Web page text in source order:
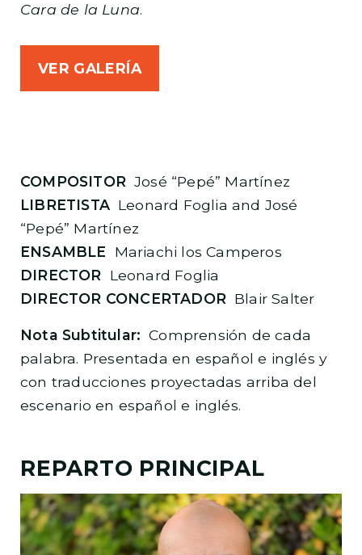
Cara de la Luna.
VER GALERÍA
COMPOSITOR José “Pepé” Martínez
LIBRETISTA Leonard Foglia and José
“Pepé” Martínez
ENSAMBLE
Mariachi los Camperos
DIRECTOR Leonard Foglia
DIRECTOR CONCERTADOR Blair Salter
Nota Subtitular: Comprensión de cada
palabra. Presentada en español e inglés y
con traducciones proyectadas arriba del
escenario en español e inglés.
REPARTO PRINCIPAL